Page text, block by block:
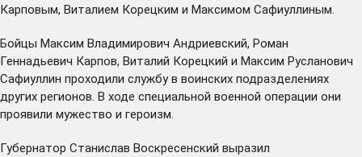
Карповым, Виталием Корецким и Максимом Сафиуллиным.
Бойцы Максим Владимирович Андриевский, Роман
Геннадьевич Карпов, Виталий Корецкий и Максим Русланович
Сафиуллин проходили службу в воинских подразделениях
других регионов. В ходе специальной военной операции они
проявили мужество и героизм.
Губернатор Станислав Воскресенский выразил